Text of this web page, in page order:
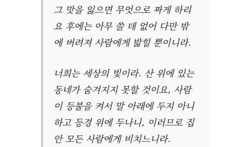
그 맛을 잃으면 무엇으로 짜게 하리
요 후에는 아무 쓸 데 없어 다만 밖
에 버려져 사람에게 밟힐 뿐이니라.
너희는 세상의 빛이라. 산 위에 있는
동네가 숨겨지지 못할 것이요, 사람
이 등불을 켜서 말 아래에 두지 아니
하고 등경 위에 두나니, 이러므로 집
안 모든 사람에게 비치느니라.